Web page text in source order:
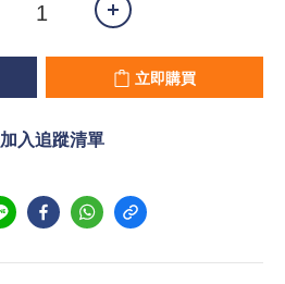
立即購買
加入追蹤清單